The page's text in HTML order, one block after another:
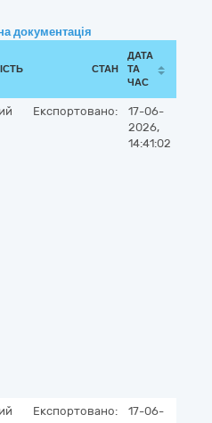
документація
СТАН
ДАТА
ТА
ЧАС
Експортовано:
17-06-
2026,
14:41:02
Експортовано:
17-06-